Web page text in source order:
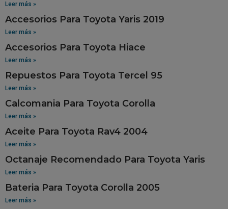
Leer más »
Accesorios Para Toyota Yaris 2019
Leer más »
Accesorios Para Toyota Hiace
Leer más »
Repuestos Para Toyota Tercel 95
Leer más »
Calcomania Para Toyota Corolla
Leer más »
Aceite Para Toyota Rav4 2004
Leer más »
Octanaje Recomendado Para Toyota Yaris
Leer más »
Bateria Para Toyota Corolla 2005
Leer más »